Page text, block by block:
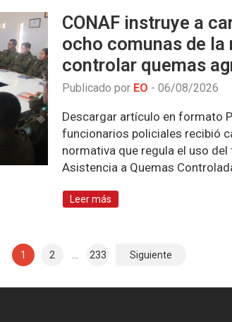
CONAF instruye a
ocho comunas de la
controlar quemas
Publicado por EO - 06/08/2026
Descargar artículo en formato
funcionarios policiales recibió
normativa que regula el uso
Asistencia a Quemas
Leer más
1 2 233 Siguiente